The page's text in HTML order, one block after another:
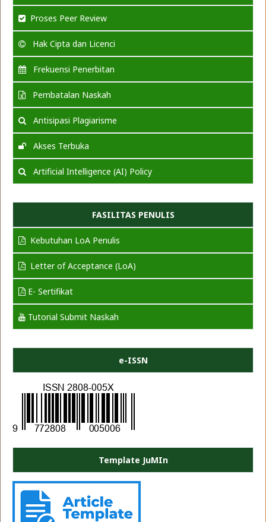
Proses Peer Review
Hak Cipta dan Licenci
Frekuensi Penerbitan
Pembatalan Naskah
Antisipasi Plagiarisme
Akses Terbuka
Artificial Intelligence (AI) Policy
FASILITAS PENULIS
Kebutuhan LoA Penulis
Letter of Acceptance (LoA)
E- Sertifikat
Tutorial Submit Naskah
e-ISSN
Template JuMIn